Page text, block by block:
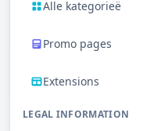
Alle kategorieë
Promo pages
Extensions
LEGAL INFORMATION